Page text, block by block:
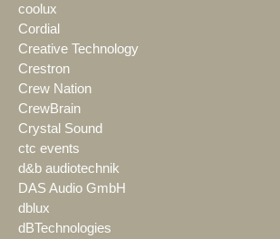
coolux
Cordial
Creative Technology
Crestron
Crew Nation
CrewBrain
Crystal Sound
ctc events
d&b audiotechnik
DAS Audio GmbH
dblux
dBTechnologies